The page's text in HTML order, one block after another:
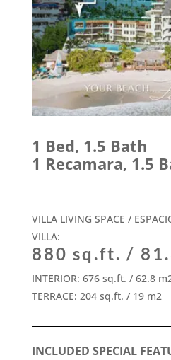
1 Bed, 1.5 Bath
1 Recamara, 1.5
VILLA LIVING SPACE /
VILLA:
880 sq.ft. /
INTERIOR: 676 sq.ft. / 62.8
TERRACE: 204 sq.ft. / 19 m2
INCLUDED SPECIAL